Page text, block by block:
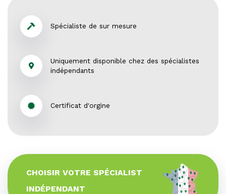
Spécialiste de sur mesure
Uniquement disponible chez des spécialistes
indépendants
Certificat d'orgine
CHOISIR VOTRE SPÉCIALIST
INDÉPENDANT